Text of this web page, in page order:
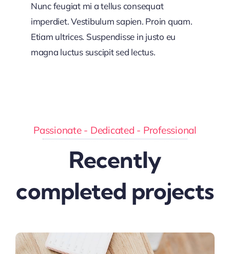
Nunc feugiat mi a tellus consequat
imperdiet. Vestibulum sapien. Proin quam.
Etiam ultrices. Suspendisse in justo eu
magna luctus suscipit sed lectus.
Passionate - Dedicated - Professional
Recently
completed projects